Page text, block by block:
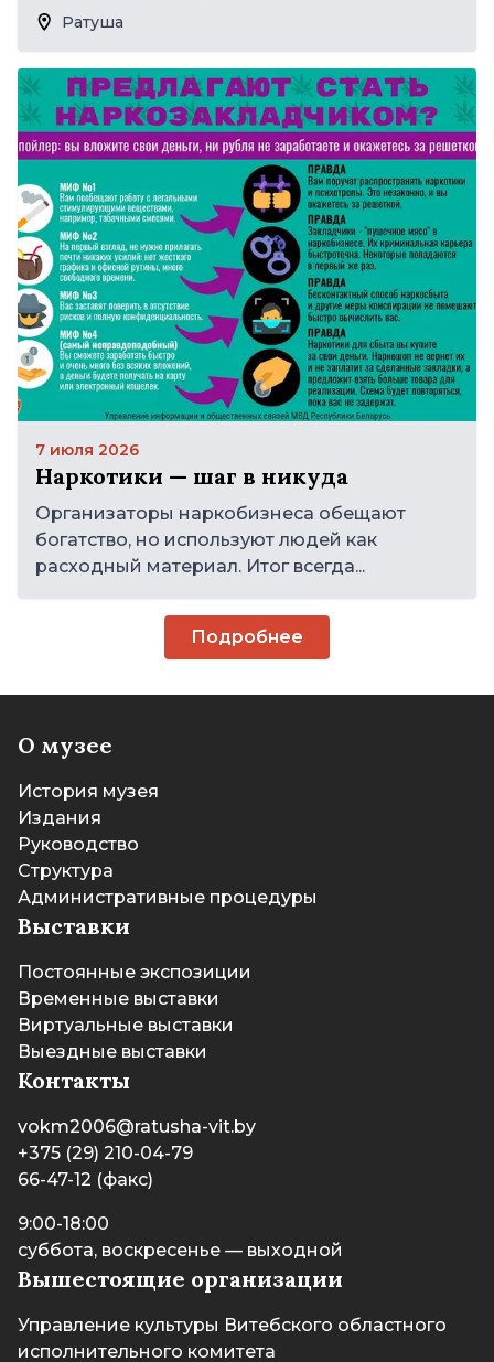
Ратуша
7 июля 2026
Наркотики — шаг в никуда
Организаторы наркобизнеса обещают
богатство, но используют людей как
расходный материал. Итог всегда...
Подробнее
О музее
История музея
Издания
Руководство
Структура
Административные процедуры
Выставки
Постоянные экспозиции
Временные выставки
Виртуальные выставки
Выездные выставки
Контакты
vokm2006@ratusha-vit.by
+375 (29) 210-04-79
66-47-12 (факс)
9:00-18:00
суббота, воскресенье — выходной
Вышестоящие организации
Управление культуры Витебского областного
исполнительного комитета